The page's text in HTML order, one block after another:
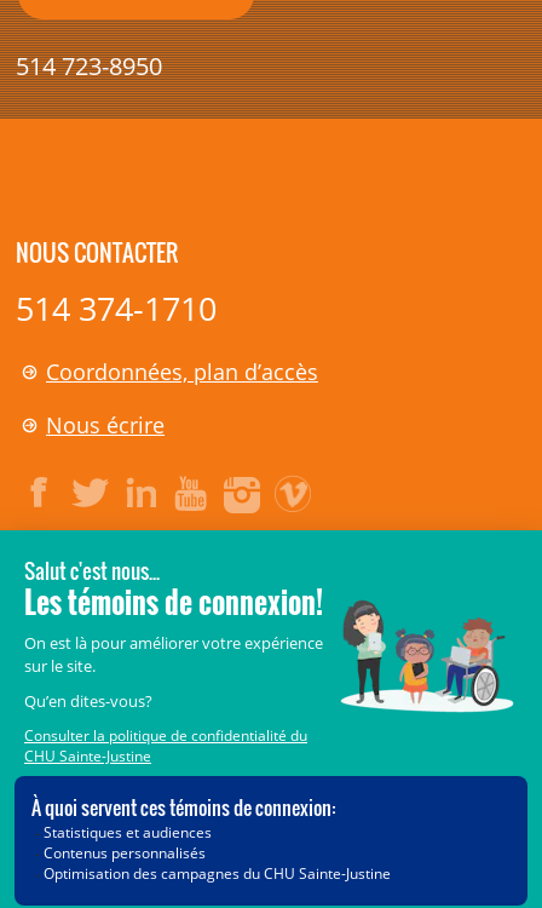
514 723-8950
NOUS CONTACTER
514 374-1710
Coordonnées, plan d’accès
Nous écrire
LÉGAL
© 2006-2026
CHU Sainte-Justine.
Tous droits réservés.
Avis légaux Confidentialité